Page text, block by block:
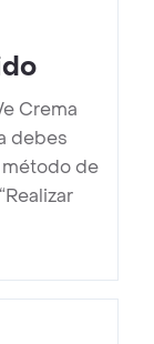
Crema
debes
de